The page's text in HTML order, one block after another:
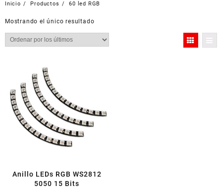
Inicio Productos 60 led RGB
Mostrando el único resultado
Anillo LEDs RGB WS2812
5050 15 Bits